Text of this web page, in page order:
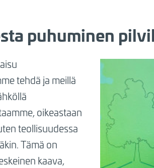
puhuminen
tehdä ja meillä
oikeastaan
teollisuudessa
Tämä on
kaava,